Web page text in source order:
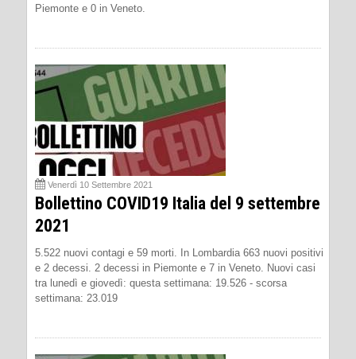
Piemonte e 0 in Veneto.
Venerdì 10 Settembre 2021
Bollettino COVID19 Italia del 9 settembre
2021
5.522 nuovi contagi e 59 morti. In Lombardia 663 nuovi positivi
e 2 decessi. 2 decessi in Piemonte e 7 in Veneto. Nuovi casi
tra lunedì e giovedì: questa settimana: 19.526 - scorsa
settimana: 23.019